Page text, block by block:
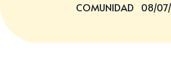
COMUNIDAD 08/